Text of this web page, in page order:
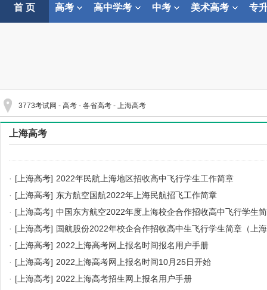
首 页 高考 高中学考 中考 美术高考 专
3773考试网 - 高考 - 各省高考 - 上海高考
上海高考
· [上海高考] 2022年民航上海地区招收高中飞行学生工作简章
· [上海高考] 东方航空国航2022年上海民航招飞工作简章
· [上海高考] 中国东方航空2022年度上海校企合作招收高中飞行学生
· [上海高考] 国航股份2022年校企合作招收高中生飞行学生简章（上
· [上海高考] 2022上海高考网上报名时间报名用户手册
· [上海高考] 2022上海高考网上报名时间10月25日开始
· [上海高考] 2022上海高考招生网上报名用户手册